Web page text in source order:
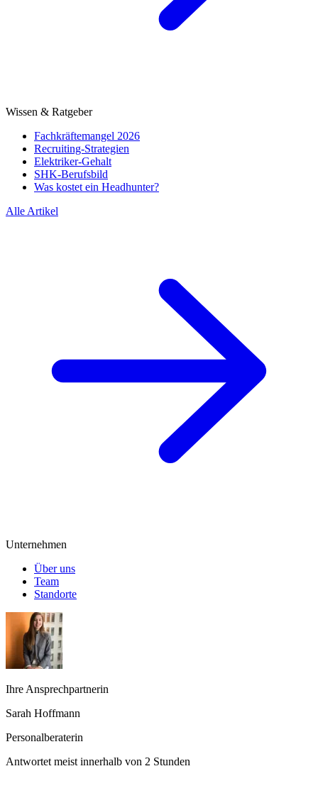
Wissen & Ratgeber
Fachkräftemangel 2026
Recruiting-Strategien
Elektriker-Gehalt
SHK-Berufsbild
Was kostet ein Headhunter?
Alle Artikel
Unternehmen
Über uns
Team
Standorte
Ihre Ansprechpartnerin
Sarah Hoffmann
Personalberaterin
Antwortet meist innerhalb von 2 Stunden